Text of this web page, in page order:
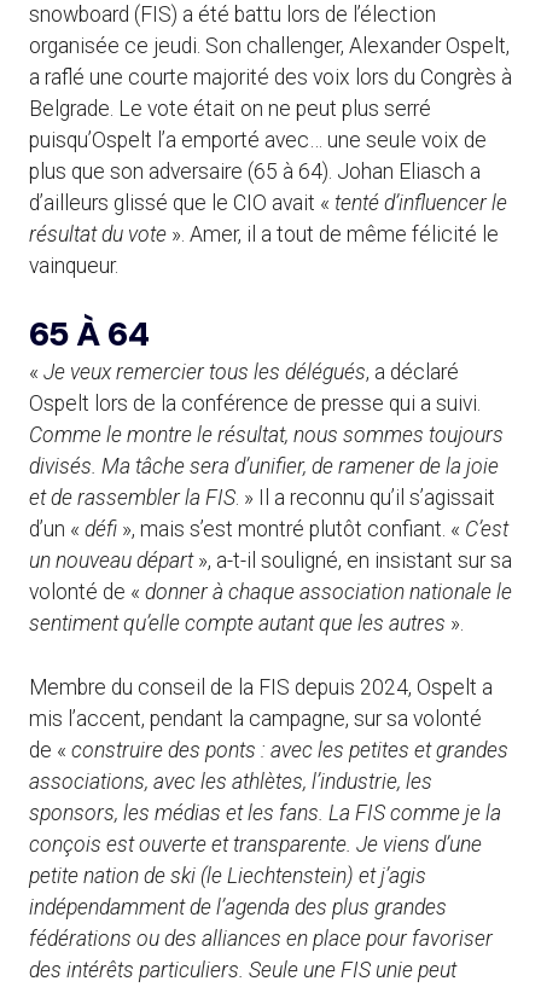
snowboard (FIS) a été battu lors de l’élection
organisée ce jeudi. Son challenger, Alexander Ospelt,
a raflé une courte majorité des voix lors du Congrès à
Belgrade. Le vote était on ne peut plus serré
puisqu’Ospelt l’a emporté avec… une seule voix de
plus que son adversaire (65 à 64). Johan Eliasch a
d’ailleurs glissé que le CIO avait « tenté d’influencer le
résultat du vote ». Amer, il a tout de même félicité le
vainqueur.
65 À 64
« Je veux remercier tous les délégués, a déclaré
Ospelt lors de la conférence de presse qui a suivi.
Comme le montre le résultat, nous sommes toujours
divisés. Ma tâche sera d’unifier, de ramener de la joie
et de rassembler la FIS. » Il a reconnu qu’il s’agissait
d’un « défi », mais s’est montré plutôt confiant. « C’est
un nouveau départ», a-t-il souligné, en insistant sur sa
volonté de « donner à chaque association nationale le
sentiment qu’elle compte autant que les autres ».
Membre du conseil de la FIS depuis 2024, Ospelt a
mis l’accent, pendant la campagne, sur sa volonté
de « construire des ponts : avec les petites et grandes
associations, avec les athlètes, l’industrie, les
sponsors, les médias et les fans. La FIS comme je la
conçois est ouverte et transparente. Je viens d’une
petite nation de ski (le Liechtenstein) et j’agis
indépendamment de l’agenda des plus grandes
fédérations ou des alliances en place pour favoriser
des intérêts particuliers. Seule une FIS unie peut